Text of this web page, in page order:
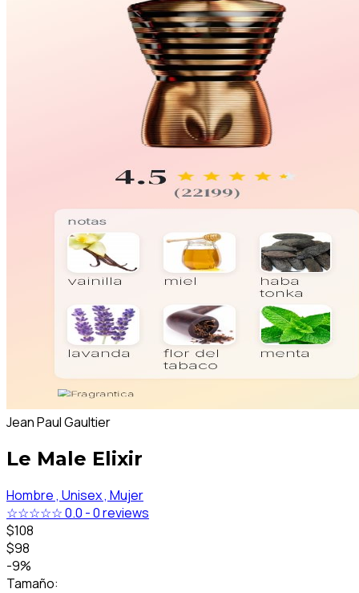
Jean Paul Gaultier
Le Male Elixir
Hombre , Unisex , Mujer
☆☆☆☆☆0.0 -0 reviews
$108
$98
-9%
Tamaño: